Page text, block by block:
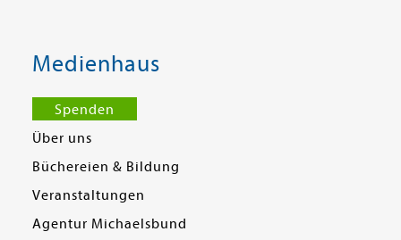
Medienhaus
Spenden
Über uns
Büchereien & Bildung
Veranstaltungen
Agentur Michaelsbund